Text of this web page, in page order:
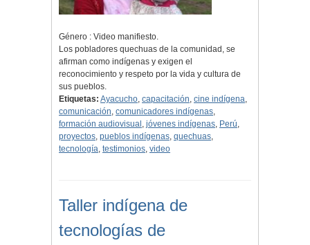
Género : Video manifiesto.
Los pobladores quechuas de la comunidad, se
afirman como indígenas y exigen el
reconocimiento y respeto por la vida y cultura de
sus pueblos.
Etiquetas: Ayacucho, capacitación, cine indígena,
comunicación, comunicadores indígenas,
formación audiovisual , jóvenes indígenas, Perú,
proyectos, pueblos indígenas, quechuas,
tecnología, testimonios, video
Taller indígena de
tecnologías de